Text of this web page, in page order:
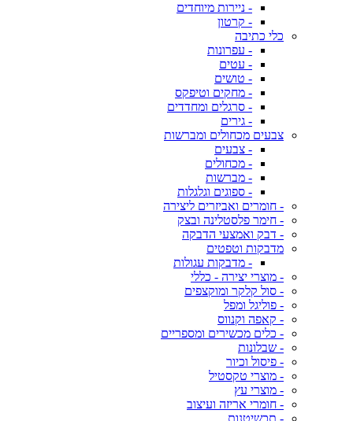
- ניירות מיוחדים
- קרטון
כלי כתיבה
- עפרונות
- עטים
- טושים
- מחקים וטיפקס
- סרגלים ומחדדים
- גירים
צבעים מכחולים ומברשות
- צבעים
- מכחולים
- מברשות
- ספוגים וגלגלות
- חומרים ואביזרים ליצירה
- חימר פלסטלינה ובצק
- דבק ואמצעי הדבקה
מדבקות וטפטים
- מדבקות עגולות
- מוצרי יצירה - כללי
- סול קלקר ומוקצפים
- פוליגל ומפל
- קאפה וקנווס
- כלים מכשירים ומספריים
- שבלונות
- פיסול וכיור
- מוצרי טקסטיל
- מוצרי עץ
- חומרי אריזה ועיצוב
- תכשיטנות